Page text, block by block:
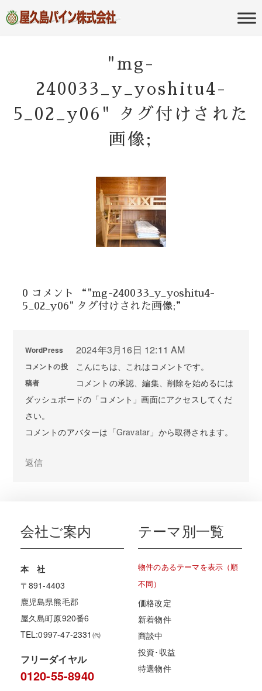
屋久島パイン
株式会社
のポータルサイト
"mg-
240033_y_yoshitu4-
5_02_y06" タグ付けされた
画像;
0 コメント “"mg-240033_y_yoshitu4-
5_02_y06" タグ付けされた画像;”
WordPress
コメントの投
稿者
2024年3月16日 12:11 AM
こんにちは、これはコメントです。
コメントの承認、編集、削除を始めるには
ダッシュボードの「コメント」画面にアクセスしてくだ
さい。
コメントのアバターは「Gravatar 」から取得されます。
返信
会社ご案内
本 社
〒891-4403
鹿児島県熊毛郡
屋久島町原920番6
TEL:0997-47-2331㈹
フリーダイヤル
0120-55-8940
テーマ別一覧
物件のあるテーマを表示（順
不同）
価格改定
新着物件
商談中
投資･収益
特選物件